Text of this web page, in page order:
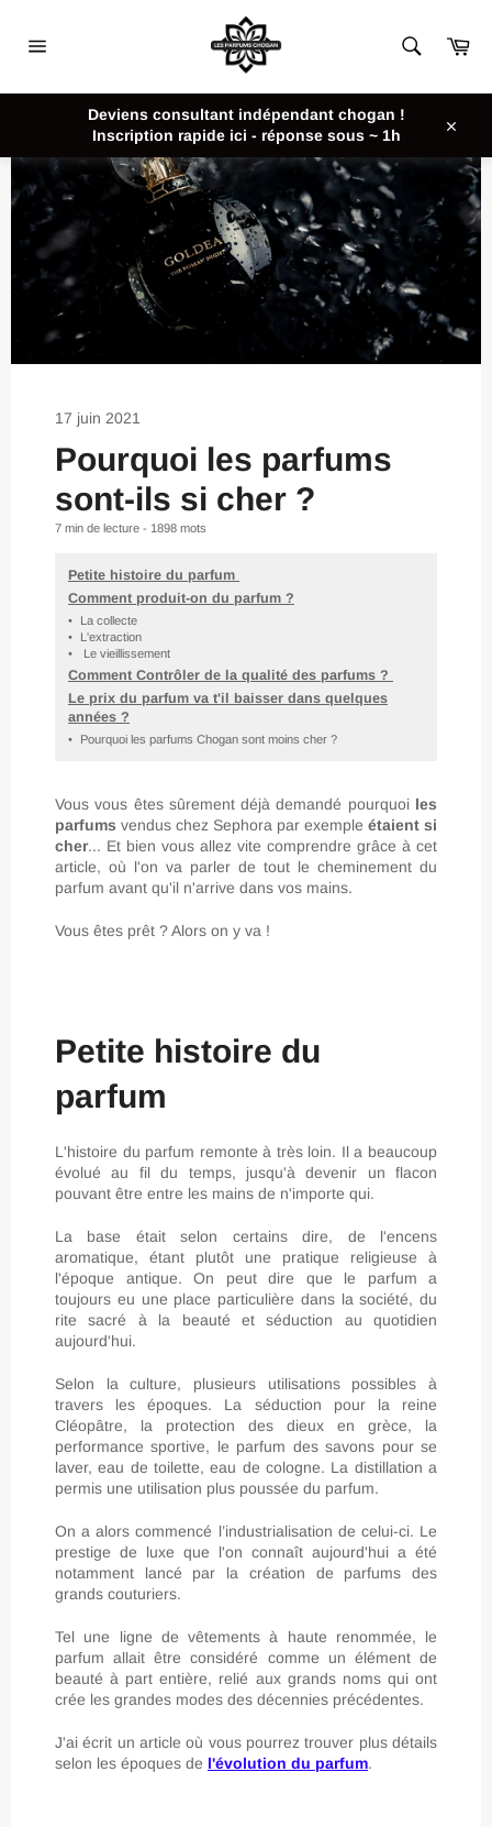
contenu
Deviens consultant indépendant chogan !
Inscription rapide ici - réponse sous ~ 1h
17 juin 2021
Pourquoi les parfums
sont-ils si cher ?
7 min de lecture - 1898 mots
Petite histoire du parfum
Comment produit-on du parfum ?
•
La collecte
•
L'extraction
•
Le vieillissement
Comment Contrôler de la qualité des parfums ?
Le prix du parfum va t'il baisser dans quelques
années ?
• Pourquoi les parfums Chogan sont moins cher ?
Vous vous êtes sûrement déjà demandé pourquoi les
parfums vendus chez Sephora par exemple étaient si
cher... Et bien vous allez vite comprendre grâce à cet
article, où l'on va parler de tout le cheminement du
parfum avant qu'il n'arrive dans vos mains.
Vous êtes prêt ? Alors on y va !
Petite histoire du
parfum
L'histoire du parfum remonte à très loin. Il a beaucoup
évolué au fil du temps, jusqu'à devenir un flacon
pouvant être entre les mains de n'importe qui.
La base était selon certains dire, de l'encens
aromatique, étant plutôt une pratique religieuse à
l'époque antique. On peut dire que le parfum a
toujours eu une place particulière dans la société, du
rite sacré à la beauté et séduction au quotidien
aujourd'hui.
Selon la culture, plusieurs utilisations possibles à
travers les époques. La séduction pour la reine
Cléopâtre, la protection des dieux en grèce, la
performance sportive, le parfum des savons pour se
laver, eau de toilette, eau de cologne. La distillation a
permis une utilisation plus poussée du parfum.
On a alors commencé l’industrialisation de celui-ci. Le
prestige de luxe que l'on connaît aujourd'hui a été
notamment lancé par la création de parfums des
grands couturiers.
Tel une ligne de vêtements à haute renommée, le
parfum allait être considéré comme un élément de
beauté à part entière, relié aux grands noms qui ont
crée les grandes modes des décennies précédentes.
J'ai écrit un article où vous pourrez trouver plus détails
selon les époques de l'évolution du parfum.